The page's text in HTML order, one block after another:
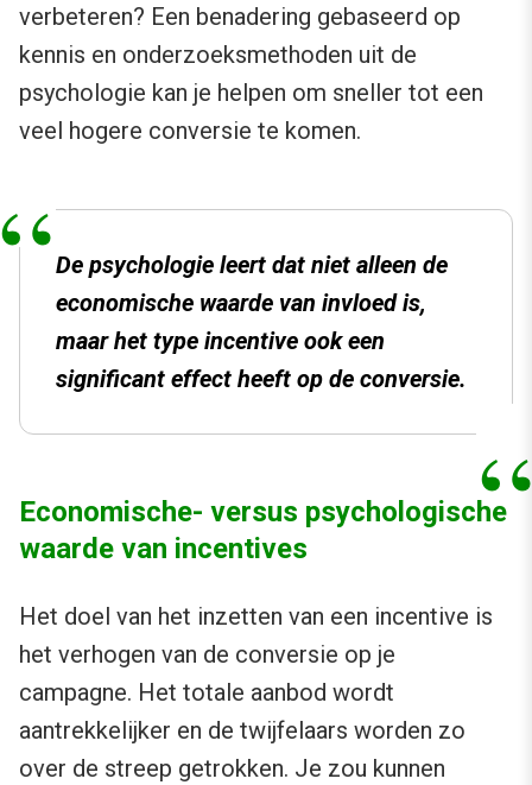
verbeteren? Een benadering gebaseerd op
kennis en onderzoeksmethoden uit de
psychologie kan je helpen om sneller tot een
veel hogere conversie te komen.
De psychologie leert dat niet alleen de
economische waarde van invloed is,
maar het type incentive ook een
significant effect heeft op de conversie.
Economische- versus psychologische
waarde van incentives
Het doel van het inzetten van een incentive is
het verhogen van de conversie op je
campagne. Het totale aanbod wordt
aantrekkelijker en de twijfelaars worden zo
over de streep getrokken. Je zou kunnen